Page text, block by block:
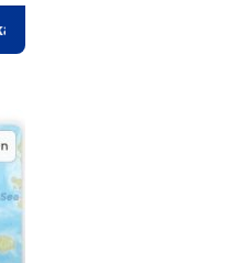
Sulbar Gelar Intervensi